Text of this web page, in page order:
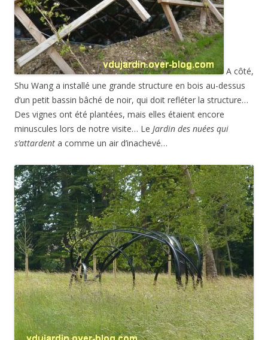
A côté,
Shu Wang a installé une grande structure en bois au-dessus
d’un petit bassin bâché de noir, qui doit refléter la structure…
Des vignes ont été plantées, mais elles étaient encore
minuscules lors de notre visite… Le Jardin des nuées qui
s’attardent a comme un air d’inachevé…